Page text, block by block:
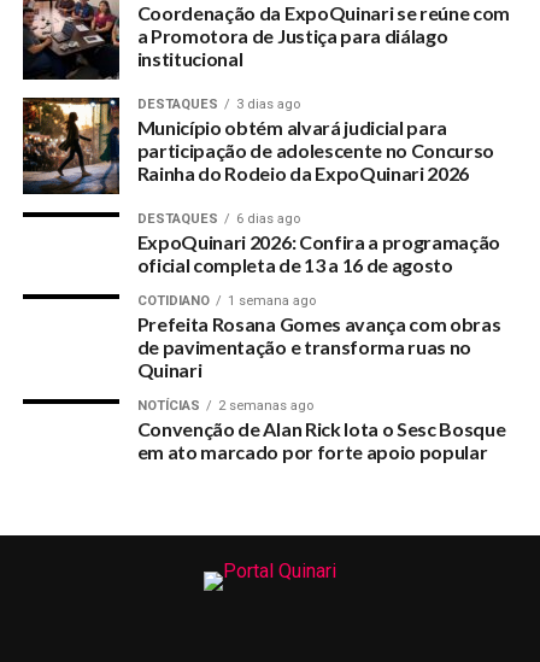
RELATED TOPICS:
FAAO-DEBATE-PRATICA-JURIDICA-COM-A-DEFENSORIA-
PUBLICA-DO-ACRE
UP NEXT
Prazo para matrículas de novos alunos nas escolas
estaduais vai até dia 26
Centro de Estudo de Línguas abre vagas para cursos
em vários idiomas
Coordenação da ExpoQuinari se reúne com
a Promotora de Justiça para diálago
institucional
DESTAQUES 3 dias ago
Município obtém alvará judicial para
participação de adolescente no Concurso
Rainha do Rodeio da ExpoQuinari 2026
DESTAQUES 6 dias ago
ExpoQuinari 2026: Confira a programação
oficial completa de 13 a 16 de agosto
COTIDIANO 1 semana ago
Prefeita Rosana Gomes avança com obras
de pavimentação e transforma ruas no
Quinari
NOTÍCIAS 2 semanas ago
Convenção de Alan Rick lota o Sesc Bosque
em ato marcado por forte apoio popular